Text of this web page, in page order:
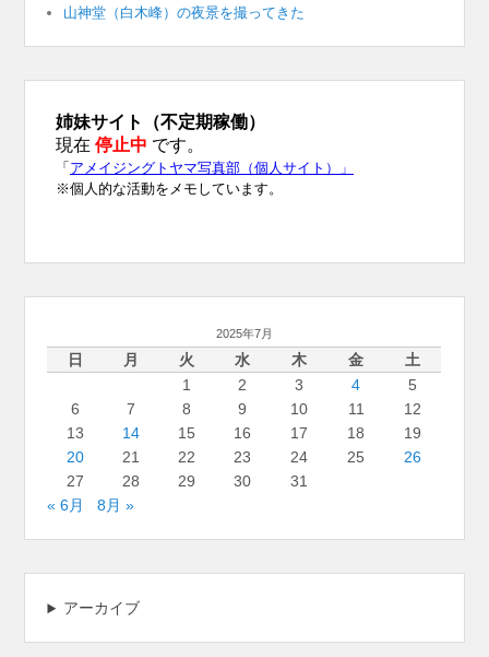
山神堂（白木峰）の夜景を撮ってきた
2025年7月
日 月 火 水 木 金
土
1
2 3 4
5
6
7 8 9 10 11
12
13
14 15 16 17 18
19
20
21 22 23 24 25
26
27
28 29 30
31
« 6月
8月 »
アーカイブ